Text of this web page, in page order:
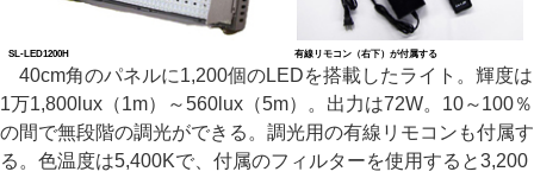
SL-LED1200H 有線リモコン（右下）が付属する
40cm角のパネルに1,200個のLEDを搭載したライト。輝度は
1万1,800lux（1m）～560lux（5m）。出力は72W。10～100％
の間で無段階の調光ができる。調光用の有線リモコンも付属す
る。色温度は5,400Kで、付属のフィルターを使用すると3,200